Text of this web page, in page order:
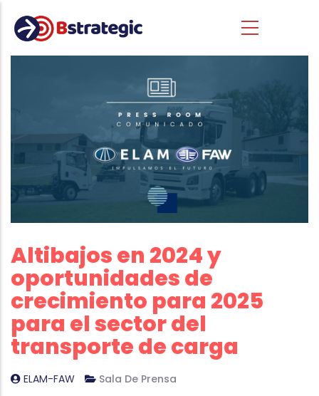
Altibajos en 2024 y
oportunidades de
crecimiento para 2025
para el sector del
transporte de carga
ELAM-FAW Sala De Prensa